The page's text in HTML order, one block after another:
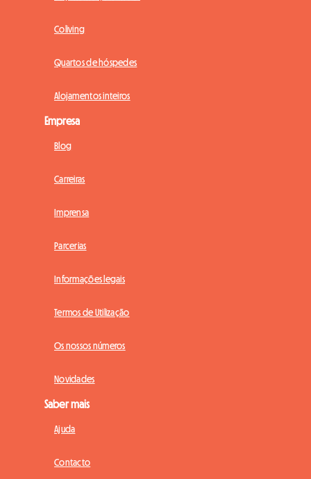
Coliving
Quartos de hóspedes
Alojamentos inteiros
Empresa
Blog
Carreiras
Imprensa
Parcerias
Informações legais
Termos de Utilização
Os nossos números
Novidades
Saber mais
Ajuda
Contacto